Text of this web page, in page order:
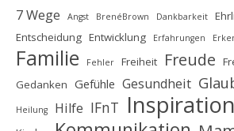
7 Wege Angst BrenéBrown Dankbarkeit
Entscheidung Entwicklung Erfahrungen
Familie Fehler Freiheit Freude
Gedanken Gefühle Gesundheit
Heilung Hilfe IFnT Inspiration